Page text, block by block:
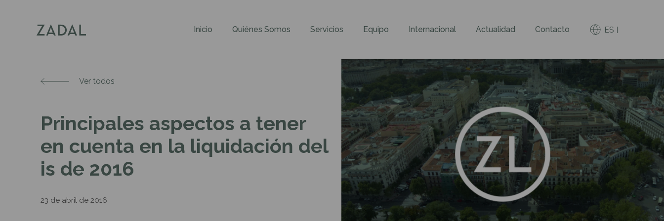
Inicio Quiénes Somos Servicios Equipo Internacional Actualidad Contacto ES
Ver todos
Principales aspectos a tener
en cuenta en la liquidación del
is de 2016
23 de abril de 2016